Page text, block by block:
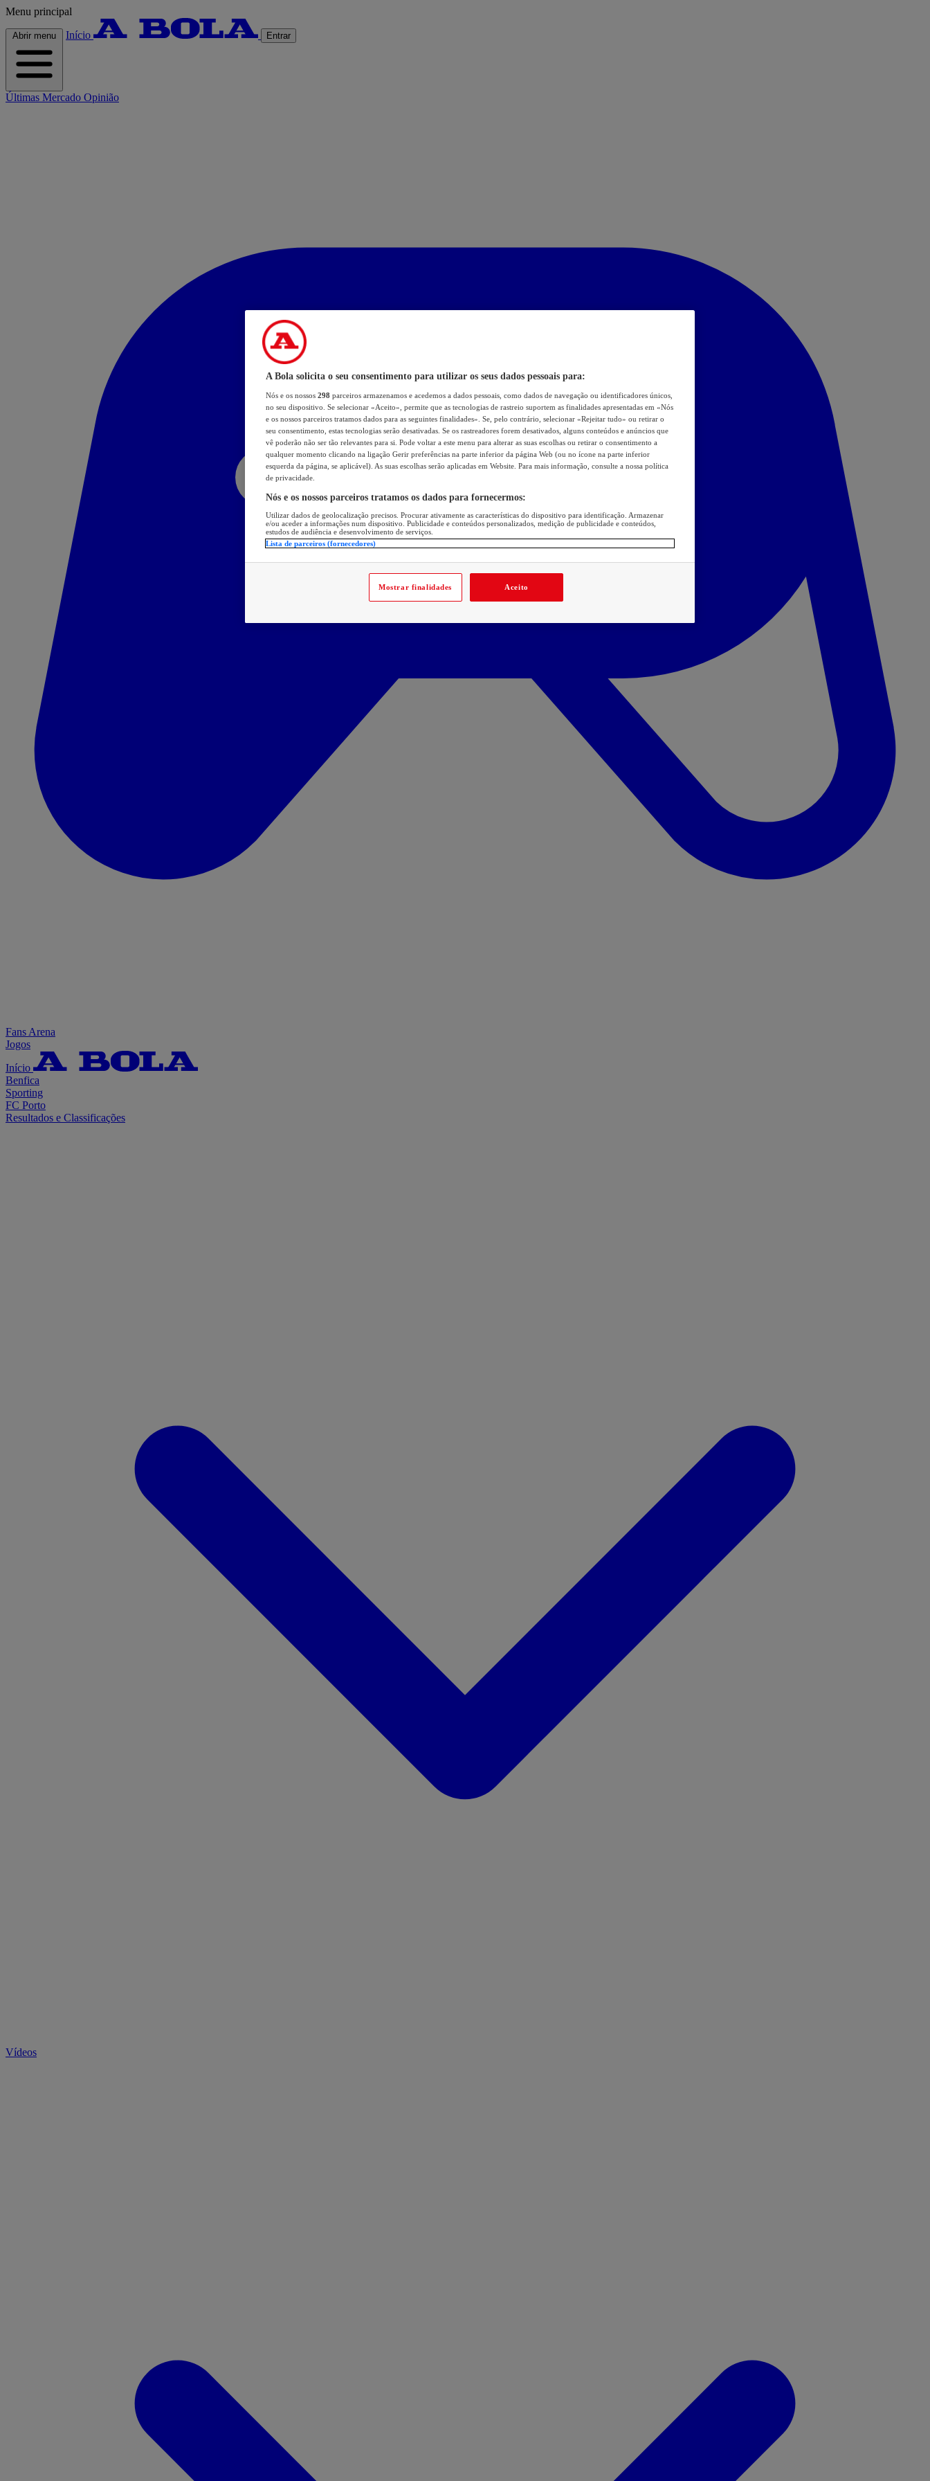
Menu principal
Abrir menu Início Entrar
Últimas Mercado Opinião
Fans Arena
Jogos
Início
Benfica
Sporting
FC Porto
Resultados e Classificações
Vídeos
A Bola solicita o seu consentimento para utilizar os seus dados pessoais para:
Nós e os nossos 298 parceiros armazenamos e acedemos a dados pessoais, como dados de navegação ou identificadores únicos,
no seu dispositivo. Se selecionar «Aceito», permite que as tecnologias de rastreio suportem as finalidades apresentadas em «Nós
e os nossos parceiros tratamos dados para as seguintes finalidades». Se, pelo contrário, selecionar «Rejeitar tudo» ou retirar o
seu consentimento, estas tecnologias serão desativadas. Se os rastreadores forem desativados, alguns conteúdos e anúncios que
vê poderão não ser tão relevantes para si. Pode voltar a este menu para alterar as suas escolhas ou retirar o consentimento a
qualquer momento clicando na ligação Gerir preferências na parte inferior da página Web (ou no ícone na parte inferior
esquerda da página, se aplicável). As suas escolhas serão aplicadas em Website. Para mais informação, consulte a nossa política
de privacidade.
Nós e os nossos parceiros tratamos os dados para fornecermos:
Utilizar dados de geolocalização precisos. Procurar ativamente as características do dispositivo para identificação. Armazenar
e/ou aceder a informações num dispositivo. Publicidade e conteúdos personalizados, medição de publicidade e conteúdos,
estudos de audiência e desenvolvimento de serviços.
Lista de parceiros (fornecedores)
Mostrar finalidades Aceito